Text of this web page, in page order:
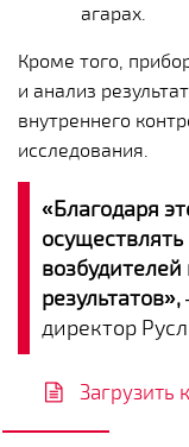
агарах.
Кроме того,
и анализ
внутреннего
исследования.
«Благодаря
результатов»,
директор
Загрузить